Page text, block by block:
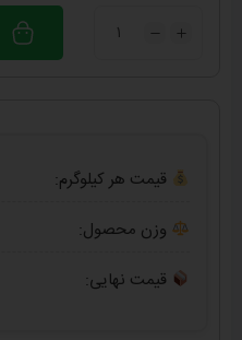
قیمت هر کیلوگرم:
وزن محصول:
قیمت نهایی: